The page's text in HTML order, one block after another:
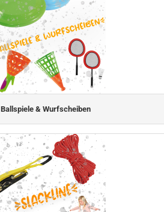
Ballspiele & Wurfscheiben